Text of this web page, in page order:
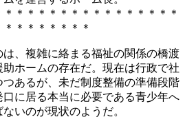
知っていますか？（1） 自立援助
催
ていますか？（2） 義務教育終了
で困惑する青少年のいま
news/32658/
いますか？（3）若者を支える社